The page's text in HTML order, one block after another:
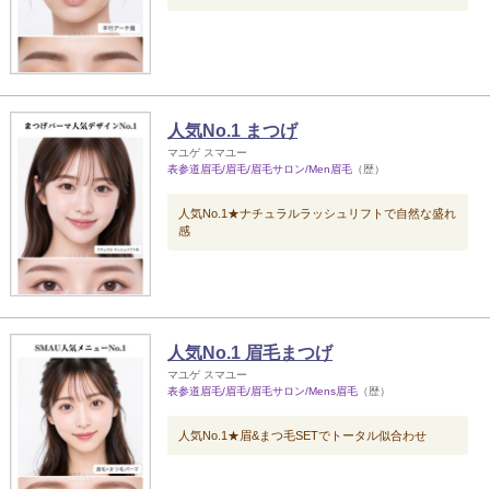
人気No.1 まつげ
マユゲ スマユー
表参道眉毛/眉毛/眉毛サロン/Men眉毛 （歴）
人気No.1★ナチュラルラッシュリフトで自然な盛れ
感
人気No.1 眉毛まつげ
マユゲ スマユー
表参道眉毛/眉毛/眉毛サロン/Mens眉毛 （歴）
人気No.1★眉&まつ毛SETでトータル似合わせ